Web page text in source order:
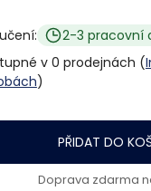
2-3 pracovní
v 0 prodejnách (
)
PŘIDAT DO
Doprava zdarma